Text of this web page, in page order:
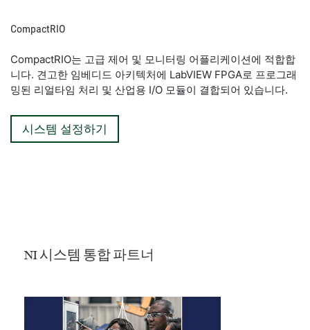
CompactRIO
CompactRIO는 고급 제어 및 모니터링 어플리케이션에 적합합
니다. 견고한 임베디드 아키텍처에 LabVIEW FPGA로 프로그래
밍된 리얼타임 처리 및 산업용 I/O 모듈이 결합되어 있습니다.
시스템 설정하기
NI 시스템 통합 파트너